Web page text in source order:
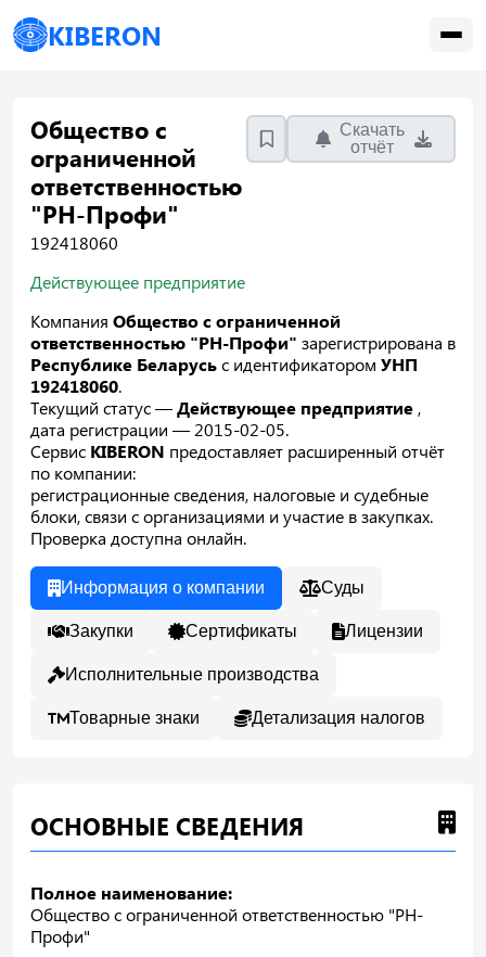
KIBERON
Общество с
ограниченной
ответственностью
"РН-Профи"
192418060
Скачать
отчёт
Действующее предприятие
Компания Общество с ограниченной
ответственностью "РН-Профи" зарегистрирована в
Республике Беларусьс идентификатором УНП
192418060.
Текущий статус —Действующее предприятие ,
дата регистрации — 2015-02-05.
Сервис KIBERON предоставляет расширенный отчёт
по компании:
регистрационные сведения, налоговые и судебные
блоки, связи с организациями и участие в закупках.
Проверка доступна онлайн.
Информация о компании Суды
Закупки Сертификаты Лицензии
Исполнительные производства
Товарные знаки Детализация налогов
ОСНОВНЫЕ СВЕДЕНИЯ
Полное наименование:
Общество с ограниченной ответственностью "РН-
Профи"